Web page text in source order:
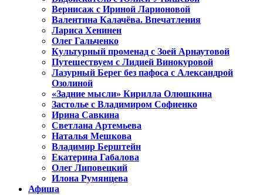
Вернисаж с Ириной Ларионовой
Валентина Калачёва. Впечатления
Лариса Хенинен
Олег Гальченко
Культурный променад с Зоей Арнаутовой
Путешествуем с Лидией Винокуровой
Лазурный Берег без пафоса с Александрой
Озолиной
«Задние мысли» Кирилла Олюшкина
Застолье с Владимиром Софиенко
Ирина Савкина
Светлана Артемьева
Наталья Мешкова
Владимир Берштейн
Екатерина Габалова
Олег Липовецкий
Илона Румянцева
Афиша